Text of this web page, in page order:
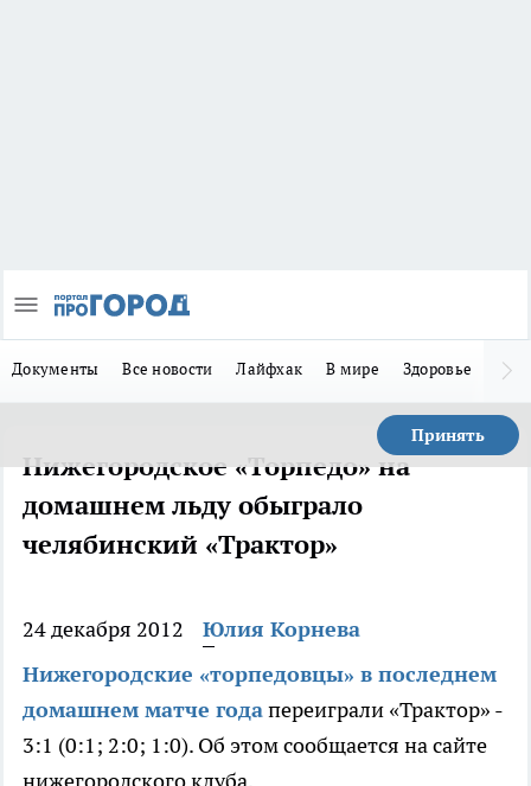
Документы Все новости Лайфхак В мире Здоровье
Принять
Нижегородское «Торпедо» на
домашнем льду обыграло
челябинский «Трактор»
24 декабря 2012
Юлия Корнева
Нижегородские «торпедовцы» в последнем
домашнем матче годапереиграли «Трактор» -
3:1 (0:1; 2:0; 1:0). Об этом сообщается на сайте